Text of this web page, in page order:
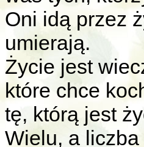
Oni idą przez
umierają.
Życie jest
które chce
tę, którą jest
Wielu, a